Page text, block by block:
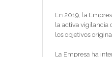
En 2019, la
la activa vigilancia
los objetivos
La Empresa ha